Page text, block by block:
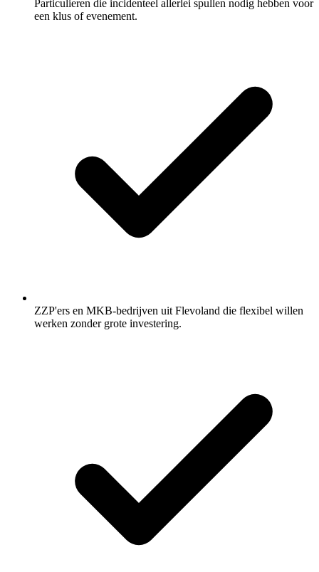
Particulieren die incidenteel allerlei spullen nodig hebben voor
een klus of evenement.
ZZP'ers en MKB-bedrijven uit Flevoland die flexibel willen
werken zonder grote investering.